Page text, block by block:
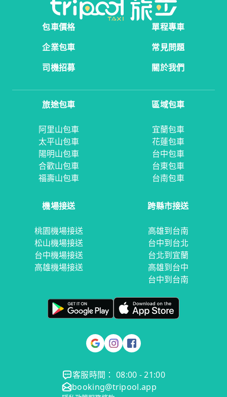
包車價格
單程專車
企業包車
常見問題
司機招募
關於我們
旅途包車
阿里山包車
太平山包車
陽明山包車
合歡山包車
福壽山包車
區域包車
宜蘭包車
花蓮包車
台中包車
台東包車
台南包車
機場接送
桃園機場接送
松山機場接送
台中機場接送
高雄機場接送
跨縣市接送
高雄到台南
台中到台北
台北到宜蘭
高雄到台中
台中到台南
客服時間： 08:00 - 21:00
booking@tripool.app